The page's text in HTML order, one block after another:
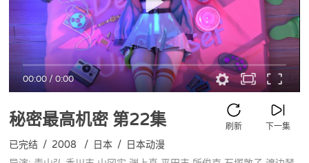
00:00/0:00
秘密最高机密 第22集 下一集
刷新
已完结 / 2008 / 日本 / 日本动漫